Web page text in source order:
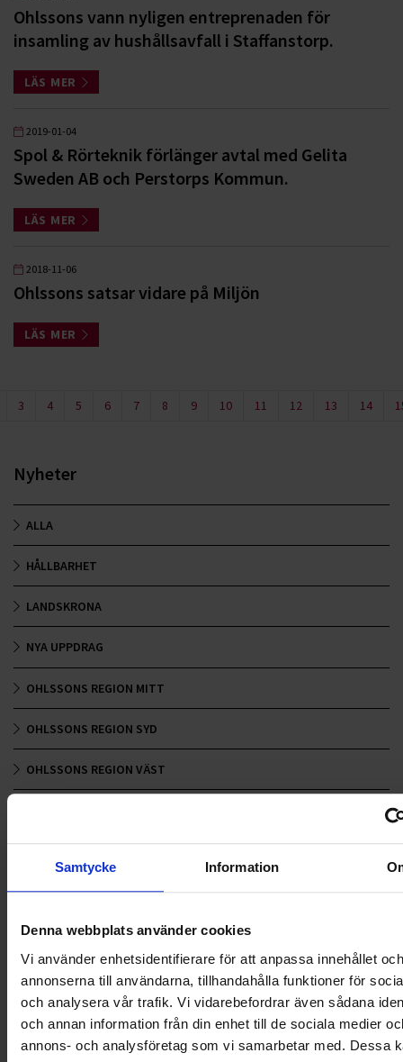
Samtycke Information
Denna webbplats använder cookies
Vi använder enhetsidentifierare för att anpassa innehållet och
annonserna till användarna, tillhandahålla funktioner för
och analysera vår trafik. Vi vidarebefordrar även sådana
och annan information från din enhet till de sociala medier
annons- och analysföretag som vi samarbetar med. Dessa
Ohlssons vann nyligen entreprenaden för
insamling av hushållsavfall i Staffanstorp.
LÄS MER
2019-01-04
Spol & Rörteknik förlänger avtal med Gelita
Sweden AB och Perstorps Kommun.
LÄS MER
2018-11-06
Ohlssons satsar vidare på Miljön
LÄS MER
3 4 5 6 7 8 9 10 11 12 13 14
Nyheter
ALLA
HÅLLBARHET
LANDSKRONA
NYA UPPDRAG
OHLSSONS REGION MITT
OHLSSONS REGION SYD
OHLSSONS REGION VÄST
SAMARBETEN
SOCIALT ANSVAR